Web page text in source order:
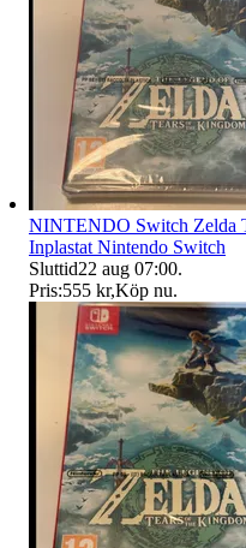
NINTENDO Switch Zelda
Inplastat Nintendo Switch
Sluttid22 aug 07:00.
Pris:555 kr,Köp nu.